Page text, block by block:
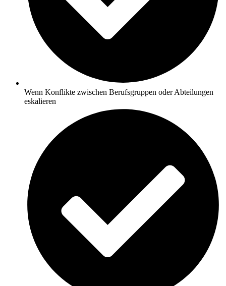
Wenn Konflikte zwischen Berufsgruppen oder Abteilungen
eskalieren